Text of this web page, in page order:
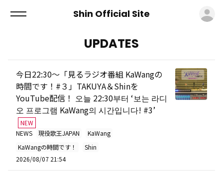
Shin Official Site
UPDATES
今日22:30～「見るラジオ番組 KaWangの
時間です！#３」TAKUYA＆Shinを
YouTube配信！ 오늘 22:30부터 ‘보는 라디
오 프로그램 KaWang의 시간입니다! #3’
NEW
NEWS
現役歌王JAPAN
KaWang
KaWangの時間です！
Shin
2026/08/07 21:54